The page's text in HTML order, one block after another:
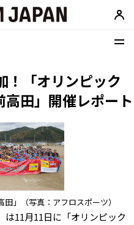
！「オリンピック
田」開催レポート
」（写真：アフロスポーツ）
11月11日に「オリンピック